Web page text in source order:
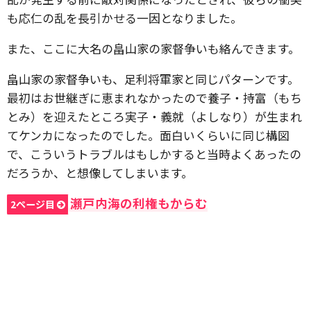
も応仁の乱を長引かせる一因となりました。
また、ここに大名の畠山家の家督争いも絡んできます。
畠山家の家督争いも、足利将軍家と同じパターンです。
最初はお世継ぎに恵まれなかったので養子・持富（もち
とみ）を迎えたところ実子・義就（よしなり）が生まれ
てケンカになったのでした。面白いくらいに同じ構図
で、こういうトラブルはもしかすると当時よくあったの
だろうか、と想像してしまいます。
2ページ目 瀬戸内海の利権もからむ